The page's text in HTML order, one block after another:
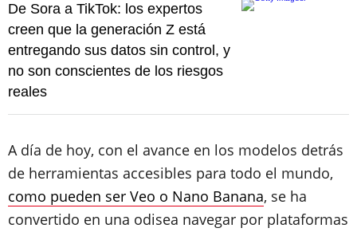
De Sora a TikTok: los expertos
creen que la generación Z está
entregando sus datos sin control, y
no son conscientes de los riesgos
reales
A día de hoy, con el avance en los modelos detrás
de herramientas accesibles para todo el mundo,
como pueden ser Veo o Nano Banana, se ha
convertido en una odisea navegar por plataformas